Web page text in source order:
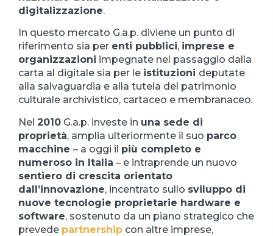
digitalizzazione.
In questo mercato G.a.p. diviene un punto di
riferimento sia per enti pubblici, imprese e
organizzazioni impegnate nel passaggio dalla
carta al digitale sia per le istituzioni deputate
alla salvaguardia e alla tutela del patrimonio
culturale archivistico, cartaceo e membranaceo.
Nel 2010 G.a.p. investe in una sede di
proprietà, amplia ulteriormente il suo parco
macchine – a oggi il più completo e
numeroso in Italia – e intraprende un nuovo
sentiero di crescita orientato
dall’innovazione, incentrato sullo sviluppo di
nuove tecnologie proprietarie hardware e
software, sostenuto da un piano strategico che
prevede partnership con altre imprese,